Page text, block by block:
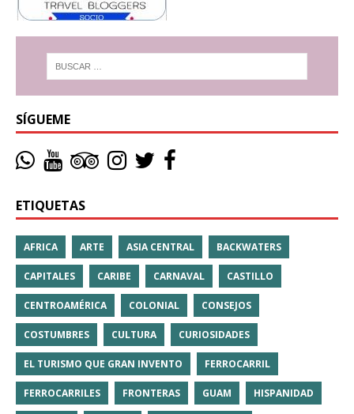
SÍGUEME
ETIQUETAS
AFRICA ARTE ASIA CENTRAL BACKWATERS
CAPITALES CARIBE CARNAVAL CASTILLO
CENTROAMÉRICA COLONIAL CONSEJOS
COSTUMBRES CULTURA CURIOSIDADES
EL TURISMO QUE GRAN INVENTO FERROCARRIL
FERROCARRILES FRONTERAS GUAM HISPANIDAD